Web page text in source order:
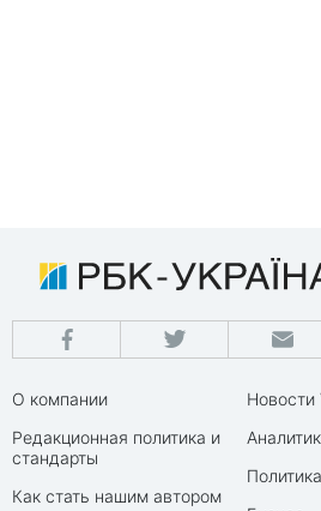
О компании
Редакционная политика и
стандарты
Как стать нашим автором
Новости
Политика